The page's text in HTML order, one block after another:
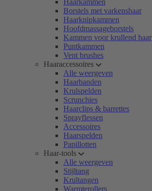
Haarkammen
Borstels met varkenshaar
Haarknipkammen
Hoofdmassageborstels
Kammen voor krullend haar
Puntkammen
Vent brushes
Haaraccessoires
Alle weergeven
Haarbanden
Krulspelden
Scrunchies
Haarclips & barrettes
Sprayflessen
Accessoires
Haarspelden
Papillotten
Haar-tools
Alle weergeven
Stijltang
Krultangen
Warmterollers